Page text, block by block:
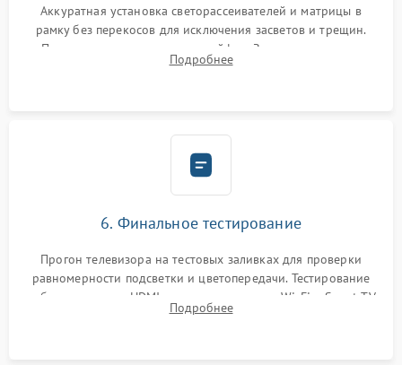
Аккуратная установка светорассеивателей и матрицы в
рамку без перекосов для исключения засветов и трещин.
Подключение внутренних шлейфов. Закрытие корпуса.
Сброс настроек и обновление программного обеспечения.
Подробнее
6. Финальное тестирование
Прогон телевизора на тестовых заливках для проверки
равномерности подсветки и цветопередачи. Тестирование
работы разъемов HDMI, динамиков, модуля Wi-Fi и Smart TV
в рабочем режиме в течение нескольких часов.
Подробнее